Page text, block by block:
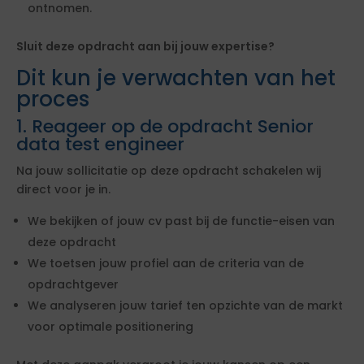
ontnomen.
Sluit deze opdracht aan bij jouw expertise?
Dit kun je verwachten van het
proces
1. Reageer op de opdracht Senior
data test engineer
Na jouw sollicitatie op deze opdracht schakelen wij
direct voor je in.
We bekijken of jouw cv past bij de functie-eisen van
deze opdracht
We toetsen jouw profiel aan de criteria van de
opdrachtgever
We analyseren jouw tarief ten opzichte van de markt
voor optimale positionering